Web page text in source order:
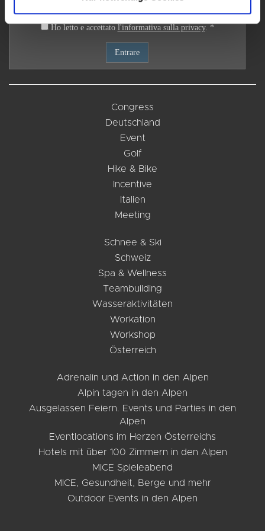
Informationen möglicherweise mit weiteren Daten
zusammen, die ihr ihnen bereitgestellt habt oder die ihr
Ho letto e accettato l'informativa sulla privacy. *
Congress
Deutschland
Event
Golf
Hike & Bike
Incentive
Italien
Meeting
Schnee & Ski
Schweiz
Spa & Wellness
Teambuilding
Wasseraktivitäten
Workation
Workshop
Österreich
Adrenalin und Action in den Alpen
Alpin tagen in den Alpen
Ausgelassen Feiern. Events und Parties in den
Alpen
Eventlocations im Herzen Österreichs
Hotels mit über 100 Zimmern in den Alpen
MICE Spieleabend
MICE, Gesundheit, Berge und mehr
Outdoor Events in den Alpen